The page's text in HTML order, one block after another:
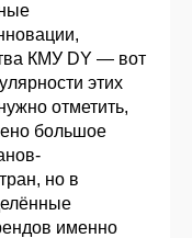
КМУ DY — вот
этих
отметить,
большое
но в
именно